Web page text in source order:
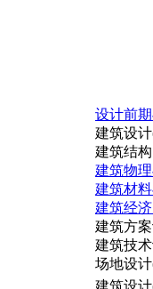
设计前
建筑设
建筑结构
建筑物
建筑材
建筑经
建筑方
建筑技
场地设